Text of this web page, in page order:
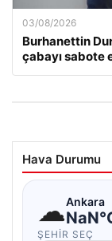
03/08/2026
Burhanettin
çabayı sabote
Hava Durumu
☁Ankara
ŞEHIR SEÇ